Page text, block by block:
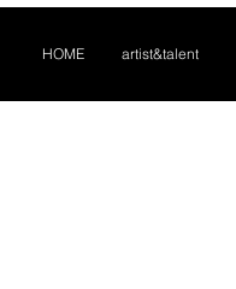
HOME artist&talent